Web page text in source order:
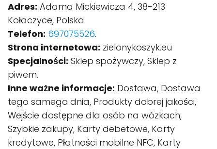
Adres: Adama Mickiewicza 4, 38-213
Kołaczyce, Polska.
Telefon: 697075526.
Strona internetowa: zielonykoszyk.eu
Specjalności: Sklep spożywczy, Sklep z
piwem.
Inne ważne informacje: Dostawa, Dostawa
tego samego dnia, Produkty dobrej jakości,
Wejście dostępne dla osób na wózkach,
Szybkie zakupy, Karty debetowe, Karty
kredytowe, Płatności mobilne NFC, Karty